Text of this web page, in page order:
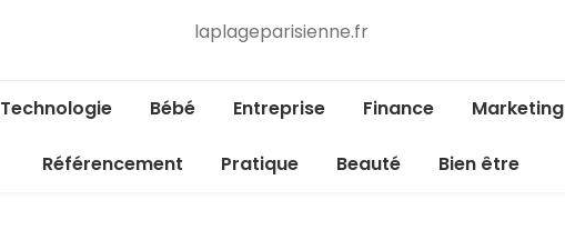
laplageparisienne.fr
Technologie Bébé Entreprise Finance Marketing
Référencement Pratique Beauté Bien être